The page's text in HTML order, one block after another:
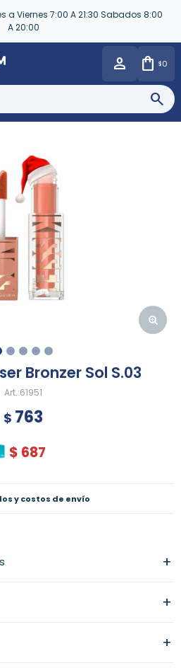
a Viernes 7:00 A 21:30 Sabados 8:00
A 20:00
$0
Bronzer Sol S.03
61951
$ 763
$ 687
y costos de envío